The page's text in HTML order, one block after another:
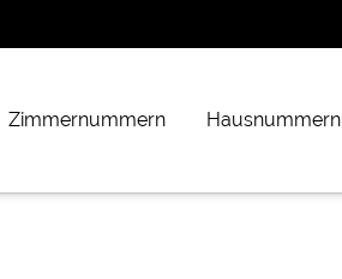
Zimmernummern Hausnummern